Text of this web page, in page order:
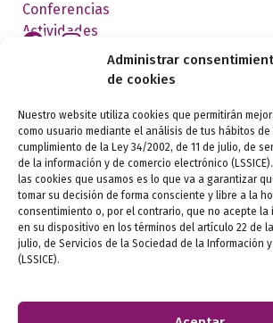
Administrar
de cookies
Nuestro website utiliza cookies que permitirán
como usuario mediante el análisis de tus hábitos
cumplimiento de la Ley 34/2002, de 11 de julio, de
de la información y de comercio electrónico
las cookies que usamos es lo que va a garantizar
tomar su decisión de forma consciente y libre a la
consentimiento o, por el contrario, que no acepte la
en su dispositivo en los términos del artículo 22 de
julio, de Servicios de la Sociedad de la Información
(LSSICE).
Conferencias
Actividades
Aviso legal